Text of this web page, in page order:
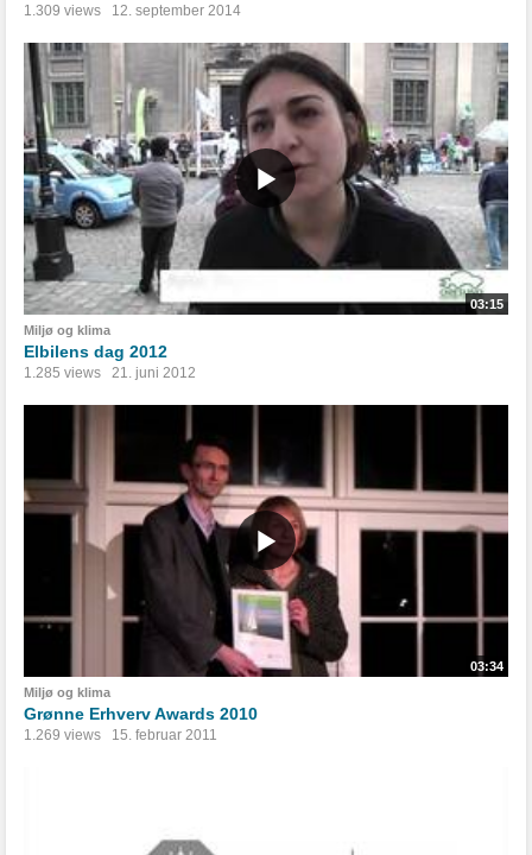
1.309 views 12. september 2014
03:15
Miljø og klima
Elbilens dag 2012
1.285 views 21. juni 2012
03:34
Miljø og klima
Grønne Erhverv Awards 2010
1.269 views 15. februar 2011